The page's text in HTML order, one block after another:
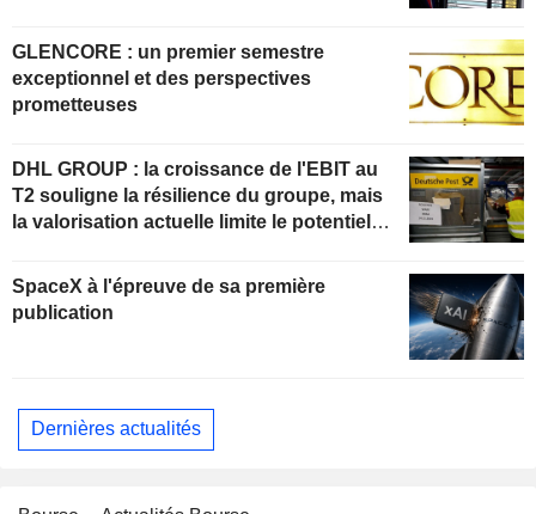
GLENCORE : un premier semestre
exceptionnel et des perspectives
prometteuses
DHL GROUP : la croissance de l'EBIT au
T2 souligne la résilience du groupe, mais
la valorisation actuelle limite le potentiel
SpaceX à l'épreuve de sa première
publication
Dernières actualités